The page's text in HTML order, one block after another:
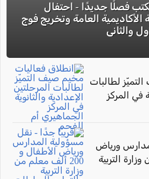
فصلًا جديدًا - احتفال
العامة وتخريج فوج
والثاني
لطالبات
في المركز
ورياض
من وزارة التربية